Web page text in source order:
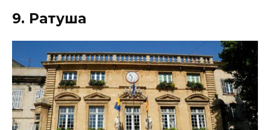
9. Ратуша